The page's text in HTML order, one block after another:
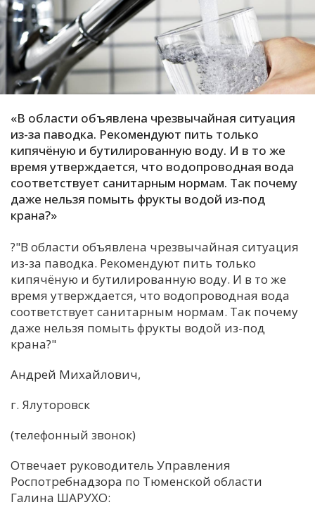
И
К
М
Н
С
Т
У
Х
Ч
Я
«В области объявлена чрезвычайная ситуация
из-за паводка. Рекомендуют пить только
кипячёную и бутилированную воду. И в то же
время утверждается, что водопроводная вода
соответствует санитарным нормам. Так почему
даже нельзя помыть фрукты водой из-под
крана?»
?"В области объявлена чрезвычайная ситуация
из-за паводка. Рекомендуют пить только
кипячёную и бутилированную воду. И в то же
время утверждается, что водопроводная вода
соответствует санитарным нормам. Так почему
даже нельзя помыть фрукты водой из-под
крана?"
Андрей Михайлович,
г. Ялуторовск
(телефонный звонок)
Отвечает руководитель Управления
Роспотребнадзора по Тюменской области
Галина ШАРУХО: